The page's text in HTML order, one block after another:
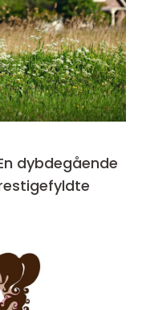
dybdegående